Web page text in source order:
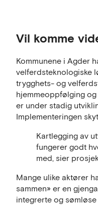
Vil komme
Kommunene i Agder
velferdsteknologiske
trygghets- og
hjemmeoppfølging
er under stadig
Implementeringen
Kartlegging av
fungerer godt
med, sier
Mange ulike aktører
sammen» er en
integrerte og